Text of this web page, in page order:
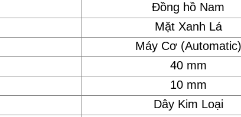
Đồng hồ Nam
Mặt Xanh Lá
Máy Cơ (Automatic)
40 mm
10 mm
Dây Kim Loại